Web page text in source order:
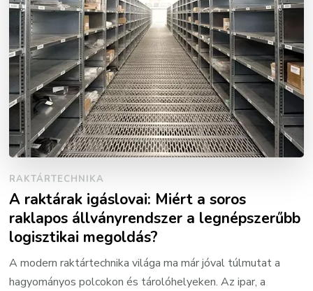
RAKTÁRTECHNIKA
A raktárak igáslovai: Miért a soros
raklapos állványrendszer a legnépszerűbb
logisztikai megoldás?
A modern raktártechnika világa ma már jóval túlmutat a
hagyományos polcokon és tárolóhelyeken. Az ipar, a